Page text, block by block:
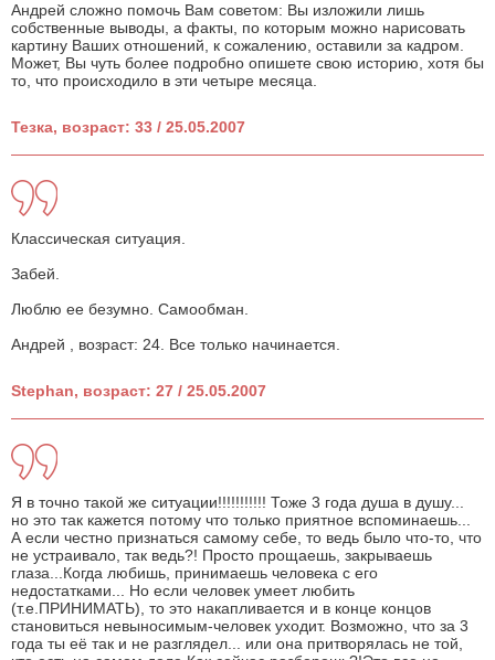
Андрей сложно помочь Вам советом: Вы изложили лишь
собственные выводы, а факты, по которым можно нарисовать
картину Ваших отношений, к сожалению, оставили за кадром.
Может, Вы чуть более подробно опишете свою историю, хотя бы
то, что происходило в эти четыре месяца.
Тезка, возраст: 33 / 25.05.2007
Классическая ситуация.
Забей.
Люблю ее безумно. Самообман.
Андрей , возраст: 24. Все только начинается.
Stephan, возраст: 27 / 25.05.2007
Я в точно такой же ситуации!!!!!!!!!!! Тоже 3 года душа в душу...
но это так кажется потому что только приятное вспоминаешь...
А если честно признаться самому себе, то ведь было что-то, что
не устраивало, так ведь?! Просто прощаешь, закрываешь
глаза...Когда любишь, принимаешь человека с его
недостатками... Но если человек умеет любить
(т.е.ПРИНИМАТЬ), то это накапливается и в конце концов
становиться невыносимым-человек уходит. Возможно, что за 3
года ты её так и не разглядел... или она притворялась не той,